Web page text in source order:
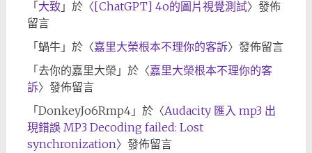
「 大致 」於〈[ChatGPT] 4o的圖片視覺測試〉發佈
留言
「 蝸牛」於〈嘉里大榮根本不理你的客訴〉發佈留言
「 去你的嘉里大榮 」於〈嘉里大榮根本不理你的客
訴〉發佈留言
「 DonkeyJo6Rmp4」於〈Audacity 匯入 mp3 出
現錯誤 MP3 Decoding failed: Lost
synchronization〉發佈留言